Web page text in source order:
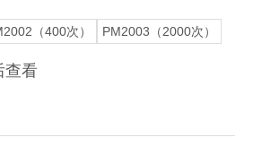
（400次） PM2003（2000次）
查看